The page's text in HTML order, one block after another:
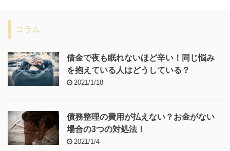
コラム
借金で夜も眠れないほど辛い！同じ悩み
を抱えている人はどうしている？
2021/1/18
債務整理の費用が払えない？お金がない
場合の3つの対処法！
2021/1/4